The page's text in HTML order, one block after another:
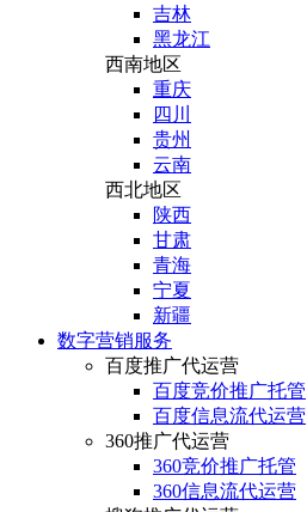
吉林
黑龙江
西南地区
重庆
四川
贵州
云南
西北地区
陕西
甘肃
青海
宁夏
新疆
数字营销服务
百度推广代运营
百度竞价推广托管
百度信息流代运营
360推广代运营
360竞价推广托管
360信息流代运营